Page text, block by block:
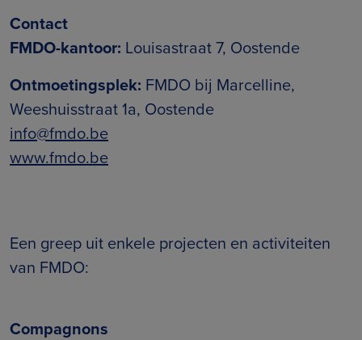
Contact
FMDO-kantoor: Louisastraat 7, Oostende
Ontmoetingsplek: FMDO bij Marcelline,
Weeshuisstraat 1a, Oostende
info@fmdo.be
www.fmdo.be
Een greep uit enkele projecten en activiteiten
van FMDO:
Compagnons